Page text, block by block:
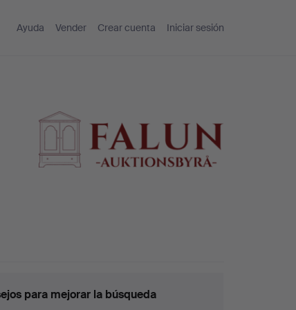
Ayuda Vender Crear cuenta Iniciar sesión
para mejorar la búsqueda